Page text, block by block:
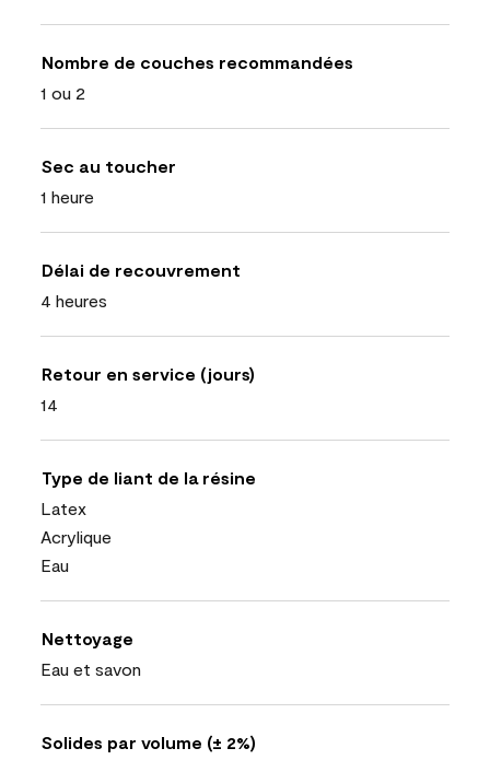
Nombre de couches recommandées
1 ou 2
Sec au toucher
1 heure
Délai de recouvrement
4 heures
Retour en service (jours)
14
Type de liant de la résine
Latex
Acrylique
Eau
Nettoyage
Eau et savon
Solides par volume (± 2%)